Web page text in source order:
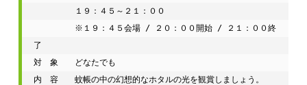
１９：４５～２１：００
※１９：４５会場 / ２０：００開始 / ２１：００終
了
対　象　　どなたでも
内　容　　蚊帳の中の幻想的なホタルの光を観賞しましょう。